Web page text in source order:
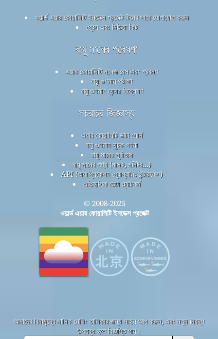
ওয়ার্ল্ড এয়ার কোয়ালিটি ইনডেক্স প্রজেক্ট টিমের সাথে যোগাযোগ করুন
প্রেস এবং মিডিয়া কিট
বায়ু মানের গবেষণা
এয়ার কোয়ালিটি নলেজ বেস এবং প্রবন্ধ
বায়ু গুণমান পরীক্ষা
বায়ু গুণমান সেন্সর বিশ্লেষণ
সচরাচর জিজ্ঞাস্য
এয়ার কোয়ালিটি ডাটা সোর্স
বায়ু গুণমান সূচক গণনা
বায়ু মানের পূর্বাভাস
বায়ু মানের পণ্য (মাস্ক, মনিটর...)
API (অ্যাপ্লিকেশন প্রোগ্রামিং ইন্টারফেস)
ঐতিহাসিক ডেটা প্ল্যাটফর্ম
© 2008-2025
ওয়ার্ল্ড এয়ার কোয়ালিটি ইনডেক্স প্রজেক্ট
আমাদের বিনামূল্যে মাসিক মেলিং তালিকার জন্য সাইন আপ করুন, এবং নতুন নিবন্ধ
উপলব্ধ হলে বিজ্ঞপ্তি পান।